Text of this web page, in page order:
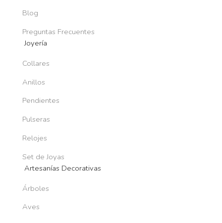
Blog
Preguntas Frecuentes
Joyería
Collares
Anillos
Pendientes
Pulseras
Relojes
Set de Joyas
Artesanías Decorativas
Árboles
Aves